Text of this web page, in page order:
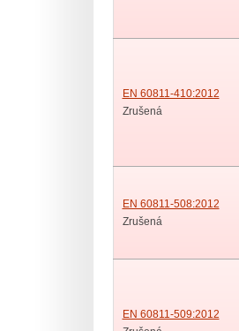
EN 60811-410:2012
Zrušená
EN 60811-508:2012
Zrušená
EN 60811-509:2012